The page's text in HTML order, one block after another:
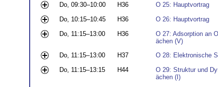
Do, 09:30–10:00
H36
O 25: Hauptvortrag
Do, 10:15–10:45
H36
O 26: Hauptvortrag
Do, 11:15–13:00
H36
O 27: Adsorption an
ächen (V)
Do, 11:15–13:00
H37
O 28: Elektronische
Do, 11:15–13:15
H44
O 29: Struktur und
ächen (I)